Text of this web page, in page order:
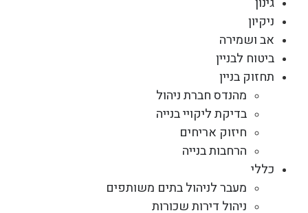
ניקיון
אב ושמירה
ביטוח לבניין
תחזוק בניין
מהנדס חברת ניהול
בדיקת ליקויי בנייה
חיזוק אריחים
הרחבות בנייה
כללי
מעבר לניהול בתים משותפים
ניהול דירות שכורות